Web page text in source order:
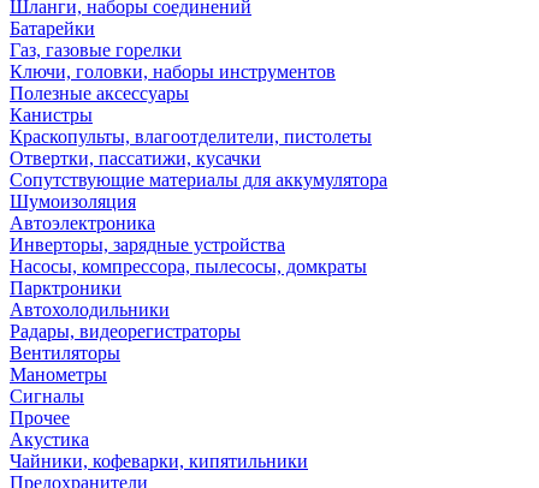
Шланги, наборы соединений
Батарейки
Газ, газовые горелки
Ключи, головки, наборы инструментов
Полезные аксессуары
Канистры
Краскопульты, влагоотделители, пистолеты
Отвертки, пассатижи, кусачки
Сопутствующие материалы для аккумулятора
Шумоизоляция
Автоэлектроника
Инверторы, зарядные устройства
Насосы, компрессора, пылесосы, домкраты
Парктроники
Автохолодильники
Радары, видеорегистраторы
Вентиляторы
Манометры
Сигналы
Прочее
Акустика
Чайники, кофеварки, кипятильники
Предохранители